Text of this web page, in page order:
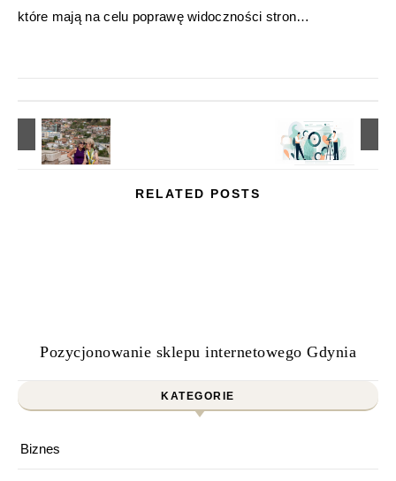
które mają na celu poprawę widoczności stron…
RELATED POSTS
Pozycjonowanie sklepu internetowego Gdynia
KATEGORIE
Biznes